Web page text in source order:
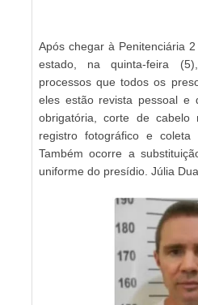
Após chegar à Penitenciária
estado, na quinta-feira
processos que todos os
eles estão revista pessoal e
obrigatória, corte de cabelo
registro fotográfico e coleta
Também ocorre a
uniforme do presídio. Júlia